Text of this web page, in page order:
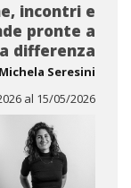
incontri e
pronte a
differenza
Michela Seresini
al 15/05/2026